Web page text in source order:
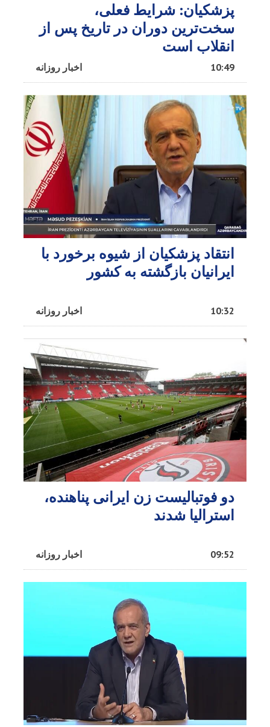
پزشکیان: شرایط فعلی،
سخت‌ترین دوران در تاریخ پس از
انقلاب است
اخبار روزانه 10:49
انتقاد پزشکیان از شیوه برخورد با
ایرانیان بازگشته به کشور
اخبار روزانه 10:32
دو فوتبالیست زن ایرانی پناهنده،
استرالیا شدند
اخبار روزانه 09:52